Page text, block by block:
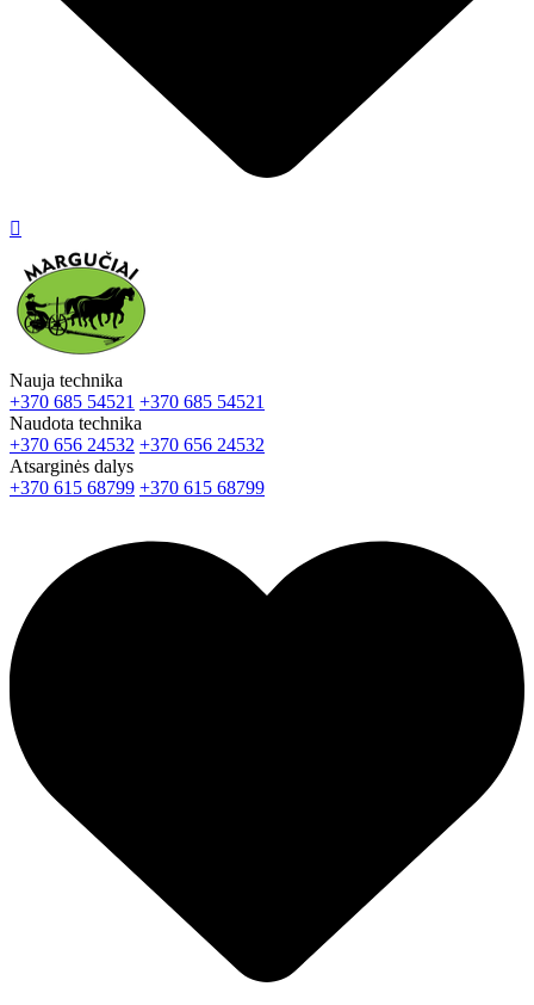

Nauja technika
+370 685 54521 +370 685 54521
Naudota technika
+370 656 24532 +370 656 24532
Atsarginės dalys
+370 615 68799 +370 615 68799